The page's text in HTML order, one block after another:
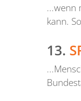
...wenn
kann.
13.